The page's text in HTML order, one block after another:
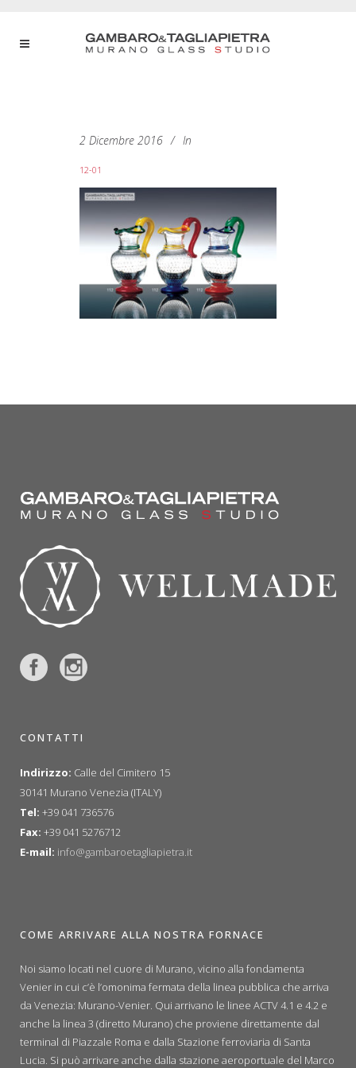
2 Dicembre 2016 In
12-01
CONTATTI
Indirizzo: Calle del Cimitero 15
30141 Murano Venezia (ITALY)
Tel: +39 041 736576
Fax: +39 041 5276712
E-mail: info@gambaroetagliapietra.it
COME ARRIVARE ALLA NOSTRA FORNACE
Noi siamo locati nel cuore di Murano, vicino alla fondamenta
Venier in cui c’è l’omonima fermata della linea pubblica che arriva
da Venezia: Murano-Venier. Qui arrivano le linee ACTV 4.1 e 4.2 e
anche la linea 3 (diretto Murano) che proviene direttamente dal
terminal di Piazzale Roma e dalla Stazione ferroviaria di Santa
Lucia. Si può arrivare anche dalla stazione aeroportuale del Marco